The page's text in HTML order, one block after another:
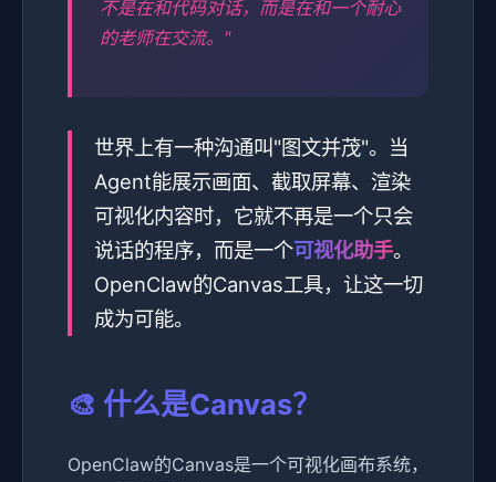
不是在和代码对话，而是在和一个耐心
的老师在交流。"
世界上有一种沟通叫"图文并茂"。当
Agent能展示画面、截取屏幕、渲染
可视化内容时，它就不再是一个只会
说话的程序，而是一个可视化助手。
OpenClaw的Canvas工具，让这一切
成为可能。
🎨 什么是Canvas？
OpenClaw的Canvas是一个可视化画布系统，